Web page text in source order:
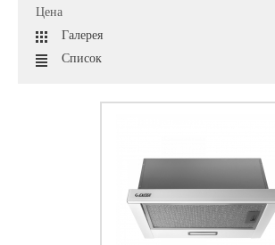
Цена
Галерея
Список